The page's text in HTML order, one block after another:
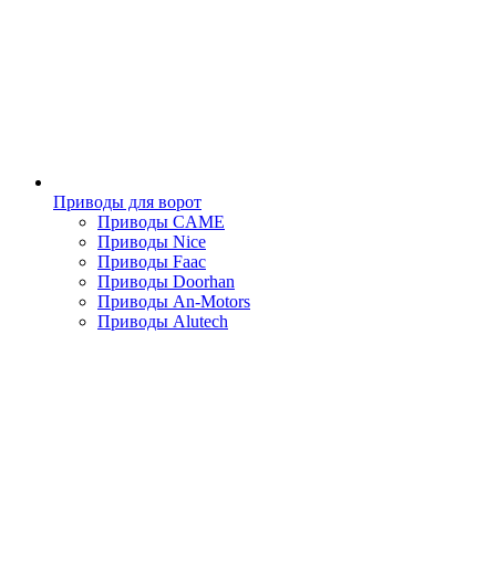
Приводы для ворот
Приводы CAME
Приводы Nice
Приводы Faac
Приводы Doorhan
Приводы An-Motors
Приводы Alutech